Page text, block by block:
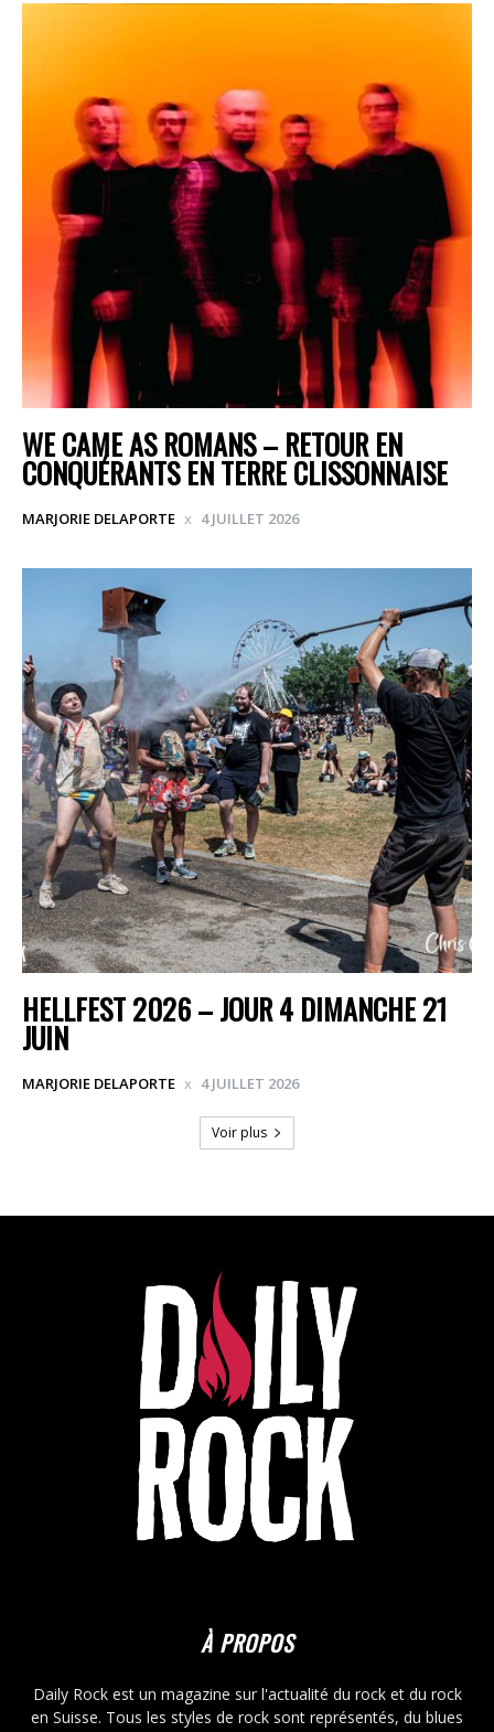
WE CAME AS ROMANS – RETOUR EN
CONQUÉRANTS EN TERRE CLISSONNAISE
MARJORIE DELAPORTE 4 JUILLET 2026
HELLFEST 2026 – JOUR 4 DIMANCHE 21
JUIN
MARJORIE DELAPORTE 4 JUILLET 2026
Voir plus
À PROPOS
Daily Rock est un magazine sur l'actualité du rock et du rock
en Suisse. Tous les styles de rock sont représentés, du blues